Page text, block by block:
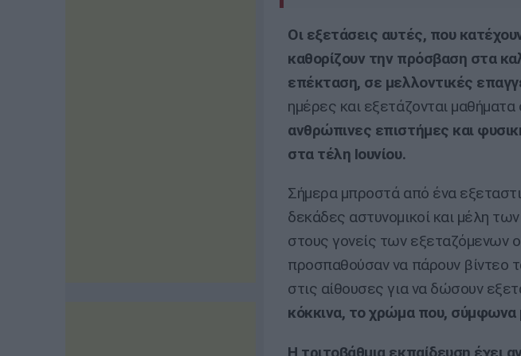
Οι εξετάσεις αυτές, που
καθορίζουν την πρόσβαση στα
επέκταση, σε μελλοντικές
ημέρες και εξετάζονται
ανθρώπινες επιστήμες και
στα τέλη Ιουνίου.
Σήμερα μπροστά από ένα
δεκάδες αστυνομικοί και μέλη
στους γονείς των εξεταζόμενων
προσπαθούσαν να πάρουν βίντεο
στις αίθουσες για να δώσουν
κόκκινα, το χρώμα που, σύμφωνα
Η τριτοβάθμια εκπαίδευση έχει